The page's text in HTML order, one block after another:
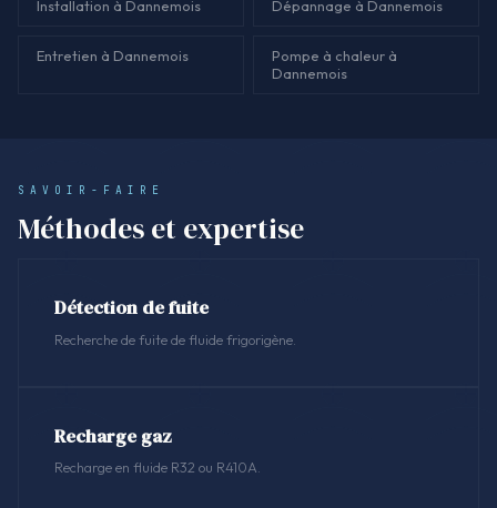
Installation à Dannemois Dépannage à Dannemois
Entretien à Dannemois
Pompe à chaleur à
Dannemois
SAVOIR-FAIRE
Méthodes et expertise
Détection de fuite
Recherche de fuite de fluide frigorigène.
Recharge gaz
Recharge en fluide R32 ou R410A.